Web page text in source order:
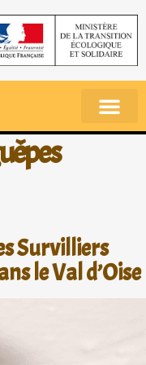
Survilliers
le Val d’Oise